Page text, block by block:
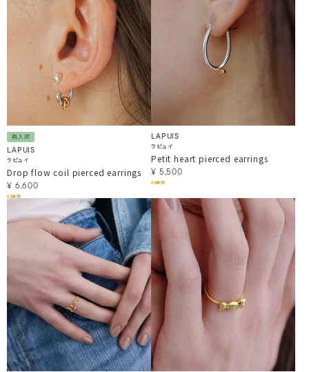
再入荷
LAPUIS
ラピュイ
Drop flow coil pierced earrings
¥ 6,600
LAPUIS
ラピュイ
Petit heart pierced earrings
¥ 5,500